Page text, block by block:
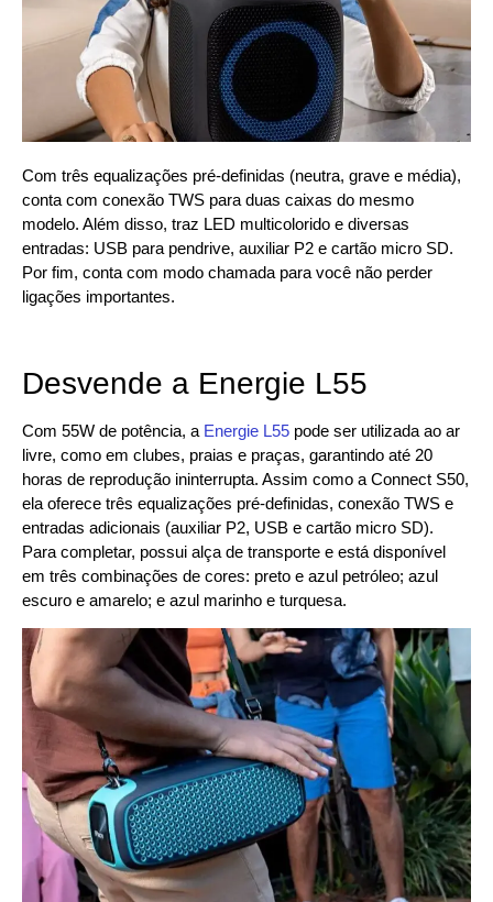
Com três equalizações pré-definidas (neutra, grave e média),
conta com conexão TWS para duas caixas do mesmo
modelo. Além disso, traz LED multicolorido e diversas
entradas: USB para pendrive, auxiliar P2 e cartão micro SD.
Por fim, conta com modo chamada para você não perder
ligações importantes.
Desvende a Energie L55
Com 55W de potência, a Energie L55 pode ser utilizada ao ar
livre, como em clubes, praias e praças, garantindo até 20
horas de reprodução ininterrupta. Assim como a Connect S50,
ela oferece três equalizações pré-definidas, conexão TWS e
entradas adicionais (auxiliar P2, USB e cartão micro SD).
Para completar, possui alça de transporte e está disponível
em três combinações de cores: preto e azul petróleo; azul
escuro e amarelo; e azul marinho e turquesa.